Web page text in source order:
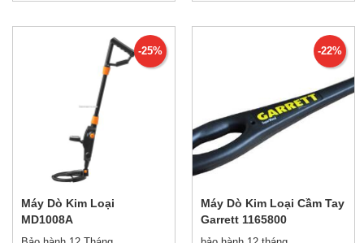
-25%
Máy Dò Kim Loại
MD1008A
-22%
Máy Dò Kim Loại Cầm Tay
Garrett 1165800